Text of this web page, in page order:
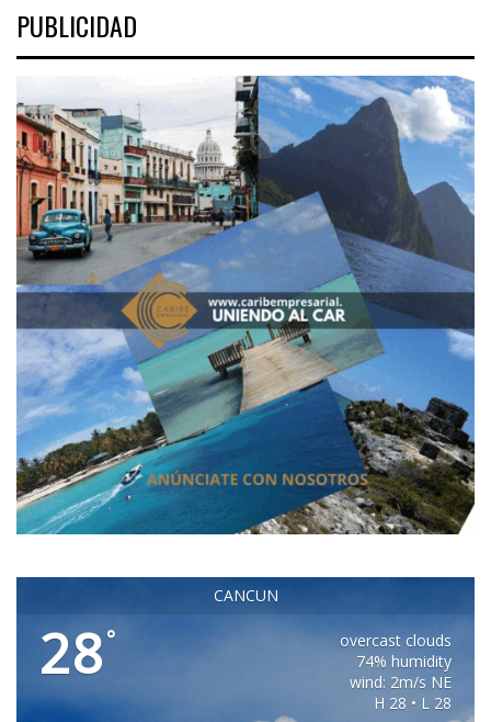
PUBLICIDAD
CANCUN
28°
overcast clouds
74% humidity
wind: 2m/s NE
H 28 • L 28